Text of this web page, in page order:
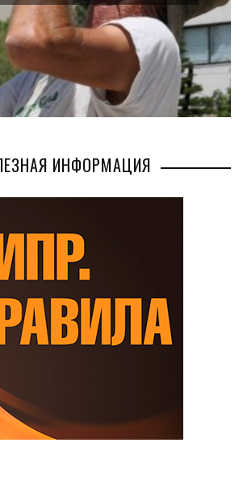
БИЗНЕС AUG 02, 2026
ИНФОРМАЦИЯ